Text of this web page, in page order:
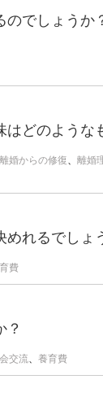
でしょうか
どのような
離婚からの修復、 離婚
れるでしょ
費
？
交流、 養育費